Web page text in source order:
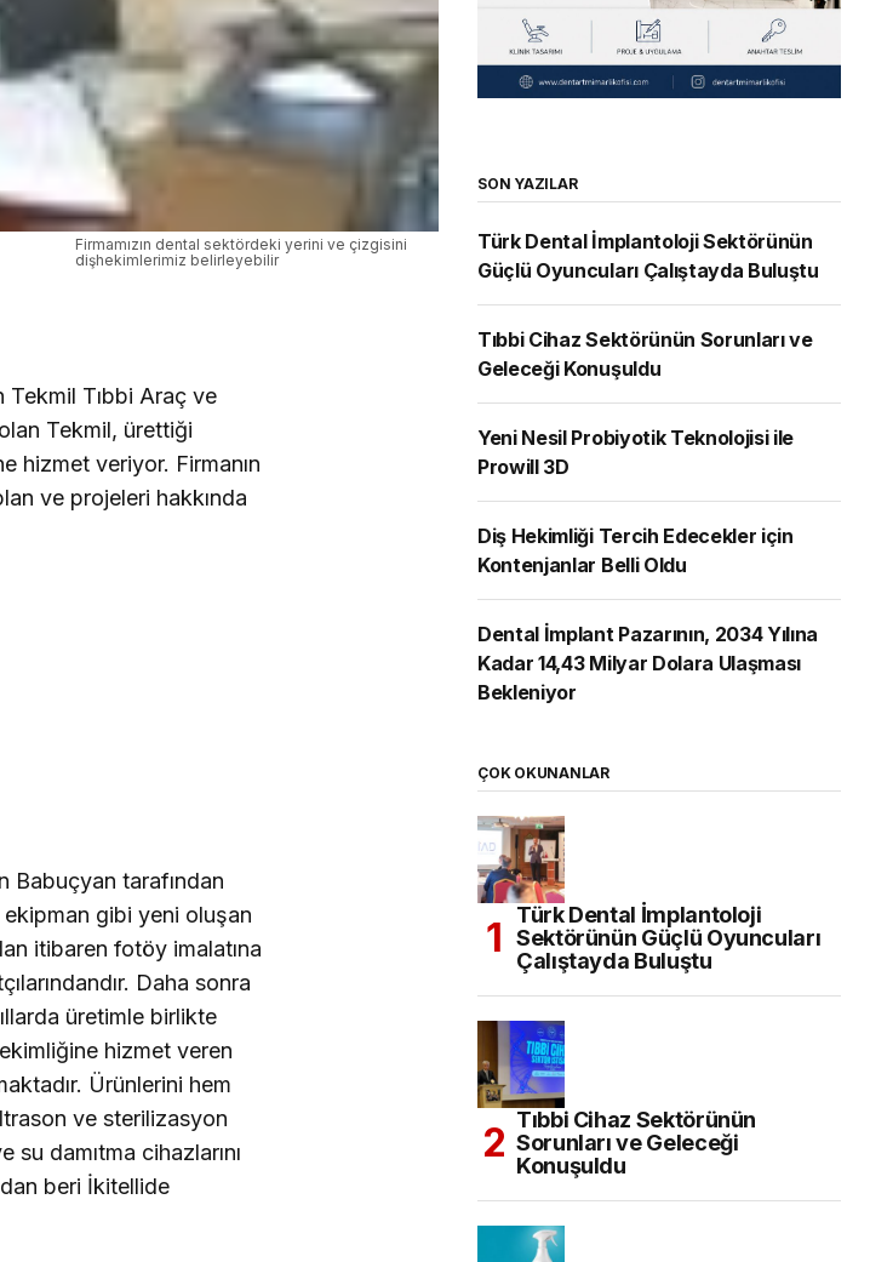
Firmamızın dental sektördeki yerini ve çizgisini
dişhekimlerimiz belirleyebilir
Tıbbi Araç ve
Tekmil, ürettiği
hizmet veriyor. Firmanın
ve projeleri hakkında
Babuçyan tarafından
ekipman gibi yeni oluşan
itibaren fotöy imalatına
Daha sonra
üretimle birlikte
hizmet veren
Ürünlerini hem
ve sterilizasyon
damıtma cihazlarını
beri İkitellide
SON YAZILAR
Türk Dental İmplantoloji Sektörünün
Güçlü Oyuncuları Çalıştayda Buluştu
Tıbbi Cihaz Sektörünün Sorunları ve
Geleceği Konuşuldu
Yeni Nesil Probiyotik Teknolojisi ile
Prowill 3D
Diş Hekimliği Tercih Edecekler için
Kontenjanlar Belli Oldu
Dental İmplant Pazarının, 2034 Yılına
Kadar 14,43 Milyar Dolara Ulaşması
Bekleniyor
ÇOK OKUNANLAR
Türk Dental İmplantoloji
Sektörünün Güçlü Oyuncuları
Çalıştayda Buluştu
Tıbbi Cihaz Sektörünün
Sorunları ve Geleceği
Konuşuldu